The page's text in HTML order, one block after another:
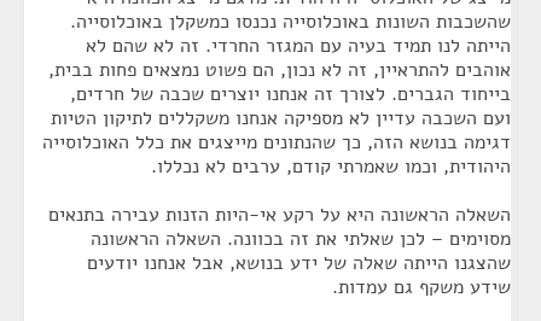
שהשכבות השונות באוכלוסייה נכנסו כמשקלן באוכלוסייה.
הייתה לנו תמיד בעיה עם המגזר החרדי. זה לא שהם לא
אוהבים להתראיין, זה לא נכון, הם פשוט נמצאים פחות בבית,
בייחוד הגברים. לצורך זה אנחנו יוצרים שכבה של חרדים,
ועם השכבה עדיין לא מספיקה אנחנו משקללים לתיקון הטיות
דגימה בנושא הזה, כך שהנתונים מייצגים את כלל האוכלוסייה
היהודית, וכמו שאמרתי קודם, ערבים לא נכללו.
השאלה הראשונה היא על רקע אי-היות הזנות עבירה בתנאים
מסוימים – לכן שאלתי את זה בכוונה. השאלה הראשונה
שהצגנו הייתה שאלה של ידע בנושא, אבל אנחנו יודעים
שידע משקף גם עמדות.